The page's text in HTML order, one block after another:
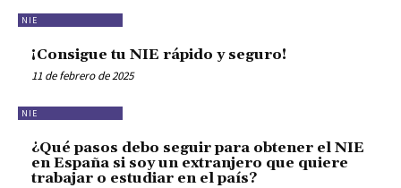
NIE
¡Consigue tu NIE rápido y seguro!
11 de febrero de 2025
NIE
¿Qué pasos debo seguir para obtener el NIE
en España si soy un extranjero que quiere
trabajar o estudiar en el país?